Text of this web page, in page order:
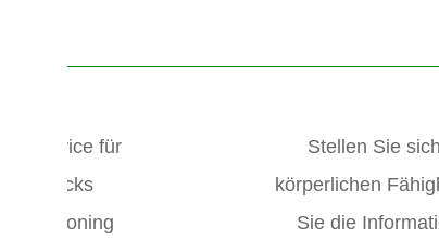
Service für
Tracks
Positioning
Stellen Sie
körperlichen
Sie die